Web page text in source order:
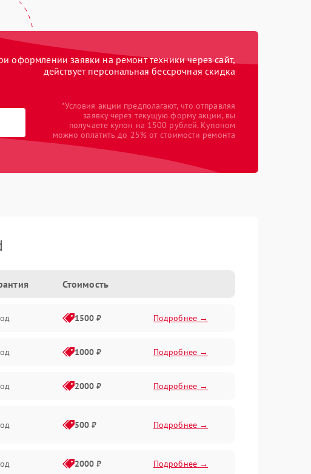
оформлении заявки на ремонт техники через сайт,
действует персональная бессрочная скидка
*Условия акции предполагают, что отправляя
заявку через текущую форму акции, вы
получаете купон на 1500 рублей. Купоном
можно оплатить до 25% от стоимости ремонта
Стоимость
1500 ₽ Подробнее →
1000 ₽ Подробнее →
2000 ₽ Подробнее →
500 ₽ Подробнее →
2000 ₽ Подробнее →